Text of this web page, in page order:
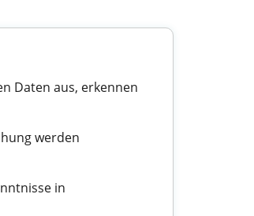
Daten aus, erkennen
werden
in